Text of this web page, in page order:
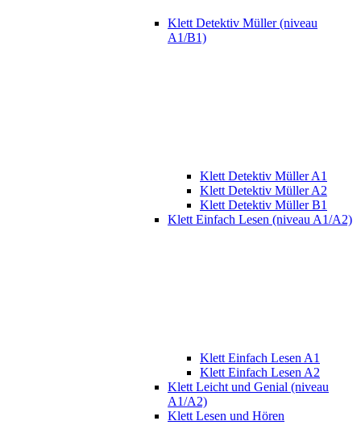
Klett Detektiv Müller (niveau
A1/B1)
Klett Detektiv Müller A1
Klett Detektiv Müller A2
Klett Detektiv Müller B1
Klett Einfach Lesen (niveau A1/A2)
Klett Einfach Lesen A1
Klett Einfach Lesen A2
Klett Leicht und Genial (niveau
A1/A2)
Klett Lesen und Hören